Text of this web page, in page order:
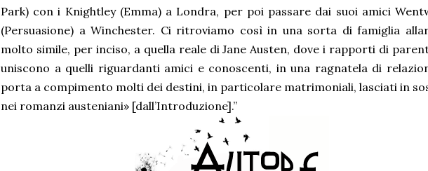
Park) con i Knightley (Emma) a Londra, per poi passare dai suoi amici
(Persuasione) a Winchester. Ci ritroviamo così in una sorta di famiglia
molto simile, per inciso, a quella reale di Jane Austen, dove i rapporti di
uniscono a quelli riguardanti amici e conoscenti, in una ragnatela di
porta a compimento molti dei destini, in particolare matrimoniali, lasciati in
nei romanzi austeniani» [dall’Introduzione].”